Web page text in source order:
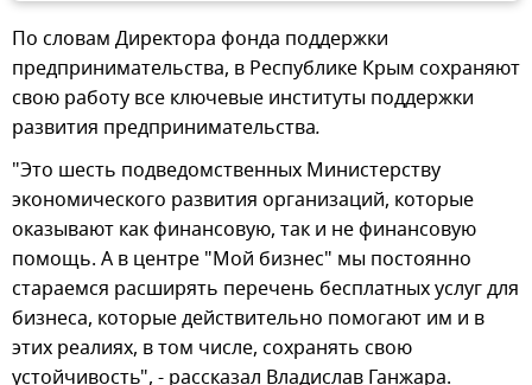
По словам Директора фонда поддержки
предпринимательства, в Республике Крым сохраняют
свою работу все ключевые институты поддержки
развития предпринимательства.
"Это шесть подведомственных Министерству
экономического развития организаций, которые
оказывают как финансовую, так и не финансовую
помощь. А в центре "Мой бизнес" мы постоянно
стараемся расширять перечень бесплатных услуг для
бизнеса, которые действительно помогают им и в
этих реалиях, в том числе, сохранять свою
устойчивость", - рассказал Владислав Ганжара.